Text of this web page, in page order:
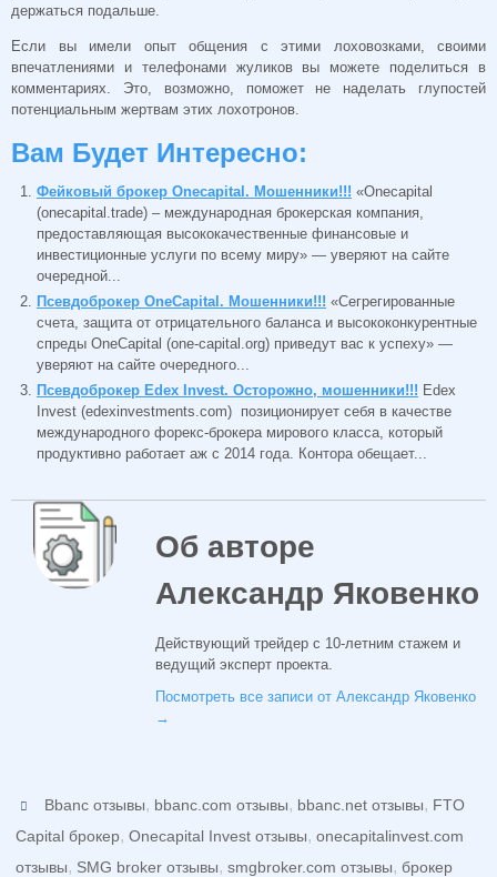
держаться подальше.
Если вы имели опыт общения с этими лоховозками, своими
впечатлениями и телефонами жуликов вы можете поделиться в
комментариях. Это, возможно, поможет не наделать глупостей
потенциальным жертвам этих лохотронов.
Вам Будет Интересно:
Фейковый брокер Onecapital. Мошенники!!! «Onecapital
(onecapital.trade) – международная брокерская компания,
предоставляющая высококачественные финансовые и
инвестиционные услуги по всему миру» — уверяют на сайте
очередной...
Псевдоброкер OneCapital. Мошенники!!! «Сегрегированные
счета, защита от отрицательного баланса и высококонкурентные
спреды OneCapital (one-capital.org) приведут вас к успеху» —
уверяют на сайте очередного...
Псевдоброкер Edex Invest. Осторожно, мошенники!!! Edex
Invest (edexinvestments.com) позиционирует себя в качестве
международного форекс-брокера мирового класса, который
продуктивно работает аж с 2014 года. Контора обещает...
Об авторе
Александр Яковенко
Действующий трейдер с 10-летним стажем и
ведущий эксперт проекта.
Посмотреть все записи от Александр Яковенко
→
Bbanc отзывы, bbanc.com отзывы, bbanc.net отзывы, FTO
Capital брокер, Onecapital Invest отзывы, onecapitalinvest.com
отзывы, SMG broker отзывы, smgbroker.com отзывы, брокер